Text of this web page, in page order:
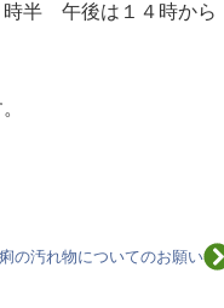
時半 午後は１４時から
の汚れ物についてのお願い